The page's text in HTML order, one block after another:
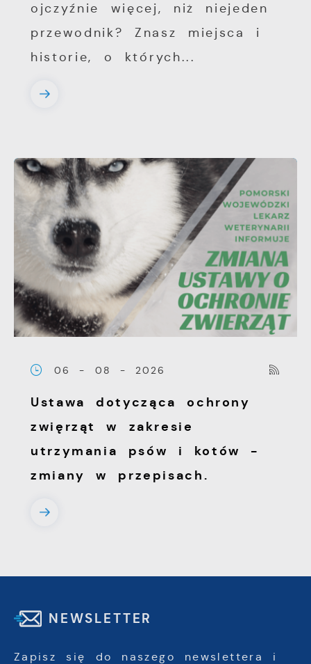
ojczyźnie więcej, niż niejeden
przewodnik? Znasz miejsca i
historie, o których...
06 - 08 - 2026
Ustawa dotycząca ochrony
zwięrząt w zakresie
utrzymania psów i kotów -
zmiany w przepisach.
NEWSLETTER
Zapisz się do naszego newslettera i